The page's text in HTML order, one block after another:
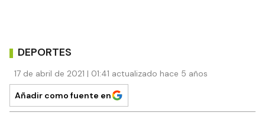
DEPORTES
17 de abril de 2021 | 01:41 actualizado hace 5 años
Añadir como fuente en